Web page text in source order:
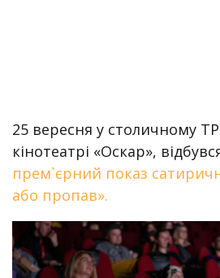
25 вересня у столичному
кінотеатрі «Оскар»,
прем`єрний показ
або пропав».